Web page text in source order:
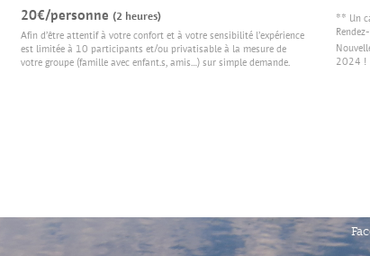
20€/personne (2 heures)
Afin d’être attentif à votre confort et à votre sensibilité l’expérience
est limitée à 10 participants et/ou privatisable à la mesure de
votre groupe (famille avec enfant.s, amis…) sur simple demande.
** Un
2024 !